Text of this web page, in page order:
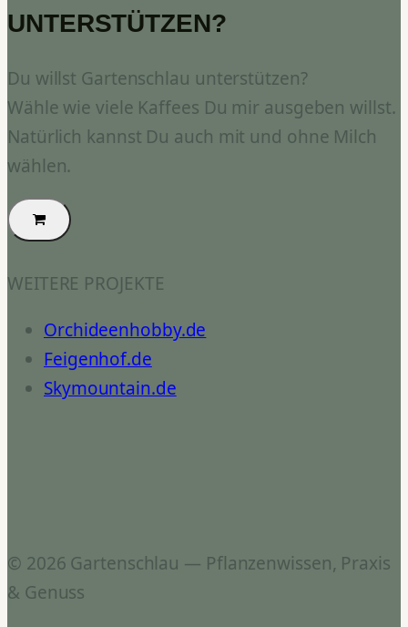
UNTERSTÜTZEN?
Du willst Gartenschlau unterstützen?
Wähle wie viele Kaffees Du mir ausgeben willst.
Natürlich kannst Du auch mit und ohne Milch
wählen.
WEITERE PROJEKTE
Orchideenhobby.de
Feigenhof.de
Skymountain.de
© 2026 Gartenschlau — Pflanzenwissen, Praxis
& Genuss